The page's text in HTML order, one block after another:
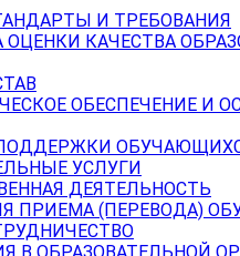
И ТРЕБОВАНИЯ
КАЧЕСТВА
ОБЕСПЕЧЕНИЕ И
УСЛУГИ
ДЕЯТЕЛЬНОСТЬ
ПРИЕМА (ПЕРЕВОДА)